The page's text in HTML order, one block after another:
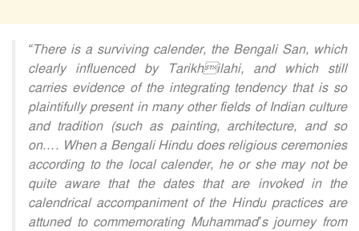
“There is a surviving calender, the Bengali San, which
clearly influenced by Tarikhilahi, and which still
carries evidence of the integrating tendency that is so
plaintifully present in many other fields of Indian culture
and tradition (such as painting, architecture, and so
on…. When a Bengali Hindu does religious ceremonies
according to the local calender, he or she may not be
quite aware that the dates that are invoked in the
calendrical accompaniment of the Hindu practices are
attuned to commemorating Muhammad’s journey from